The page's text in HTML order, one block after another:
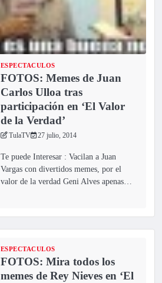
ESPECTACULOS
FOTOS: Memes de Juan
Carlos Ulloa tras
participación en ‘El Valor
de la Verdad’
TulaTV 27 julio, 2014
Te puede Interesar : Vacilan a Juan
Vargas con divertidos memes, por el
valor de la verdad Geni Alves apenas…
ESPECTACULOS
FOTOS: Mira todos los
memes de Rey Nieves en ‘El